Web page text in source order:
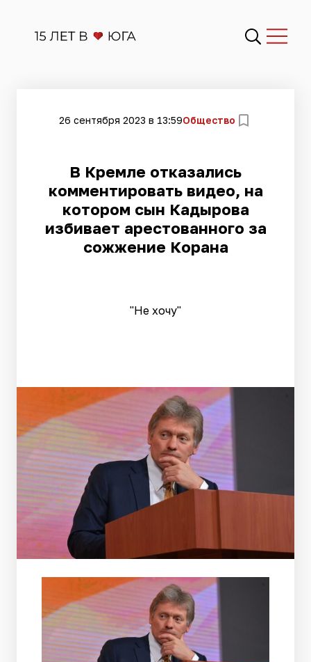
26 сентября 2023 в 13:59Общество
В Кремле отказались
комментировать видео, на
котором сын Кадырова
избивает арестованного за
сожжение Корана
"Не хочу"